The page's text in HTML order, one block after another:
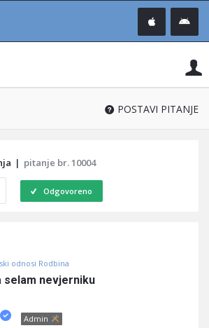
®
POSTAVI PITANJE
| pitanje br. 10004
Odgovoreno
odnosi Rodbina
selam nevjerniku
Admin